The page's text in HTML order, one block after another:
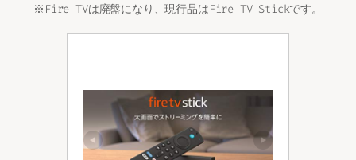
※Fire TVは廃盤になり、現行品はFire TV Stickです。